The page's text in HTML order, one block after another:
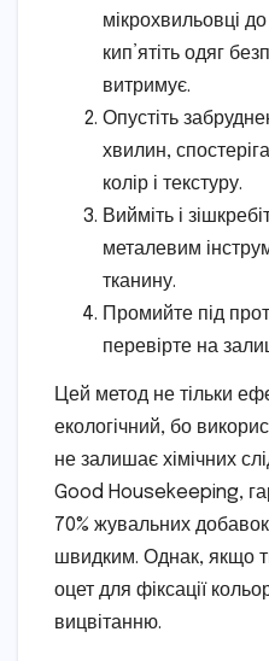
мікрохвильовці
кип’ятіть одяг
витримує.
Опустіть
хвилин,
колір і текстуру.
Вийміть і
металевим
тканину.
Промийте під
перевірте на
Цей метод не тільки
екологічний, бо
не залишає хімічних
Good Housekeeping,
70% жувальних
швидким. Однак, якщо
оцет для фіксації
вицвітанню.